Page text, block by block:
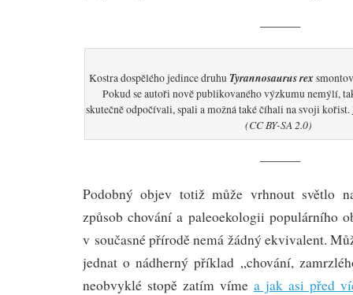
———
Kostra dospělého jedince druhu Tyrannosaurus rex
Pokud se autoři nově publikovaného výzkumu nemýlí,
skutečně odpočívali, spali a možná také číhali na svoji kořist.
(CC BY-SA 2.0)
———
Podobný objev totiž může vrhnout světlo
způsob chování a paleoekologii populárního
v současné přírodě nemá žádný ekvivalent.
jednat o nádherný příklad „chování,
neobvyklé stopě zatím víme a jak asi před